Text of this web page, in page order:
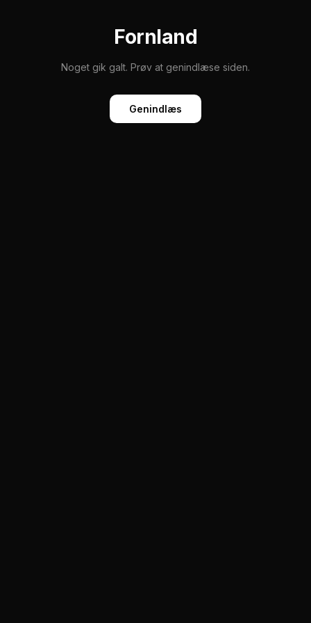
Fornland
Noget gik galt. Prøv at genindlæse siden.
Genindlæs